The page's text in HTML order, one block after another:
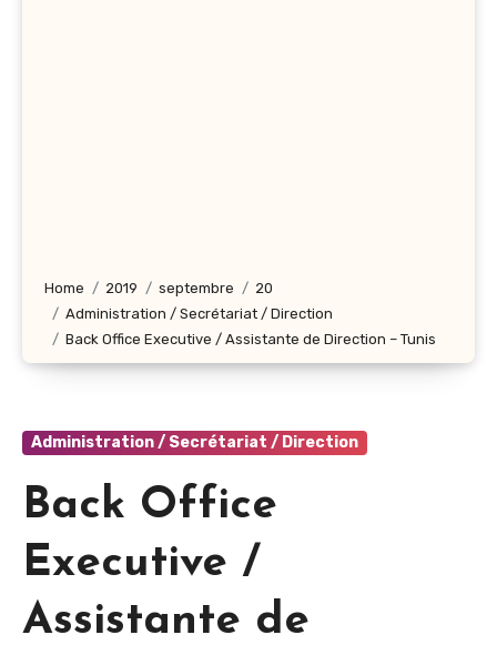
Home 2019 septembre
20
Administration / Secrétariat / Direction
Back Office Executive / Assistante de Direction – Tunis
Administration / Secrétariat / Direction
Back Office
Executive /
Assistante de